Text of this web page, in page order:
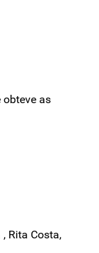
obteve as
Rita Costa,